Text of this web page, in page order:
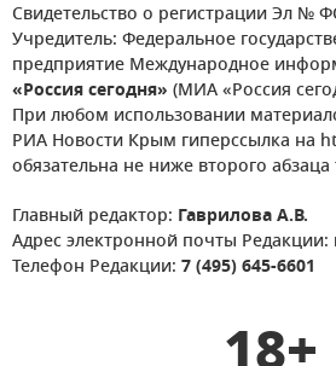
Свидетельство о регистрации Эл №
Учредитель: Федеральное
предприятие Международное
«Россия сегодня» (МИА «Россия
При любом использовании
РИА Новости Крым гиперссылка на
обязательна не ниже второго абзаца
Главный редактор: Гаврилова А.В.
Адрес электронной почты Редакции:
Телефон Редакции: 7 (495) 645-6601